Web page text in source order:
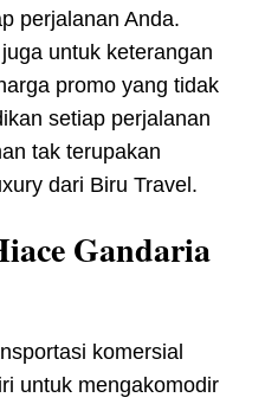
perjalanan Anda.
untuk keterangan
promo yang tidak
setiap perjalanan
tak terupakan
dari Biru Travel.
Gandaria
komersial
untuk mengakomodir